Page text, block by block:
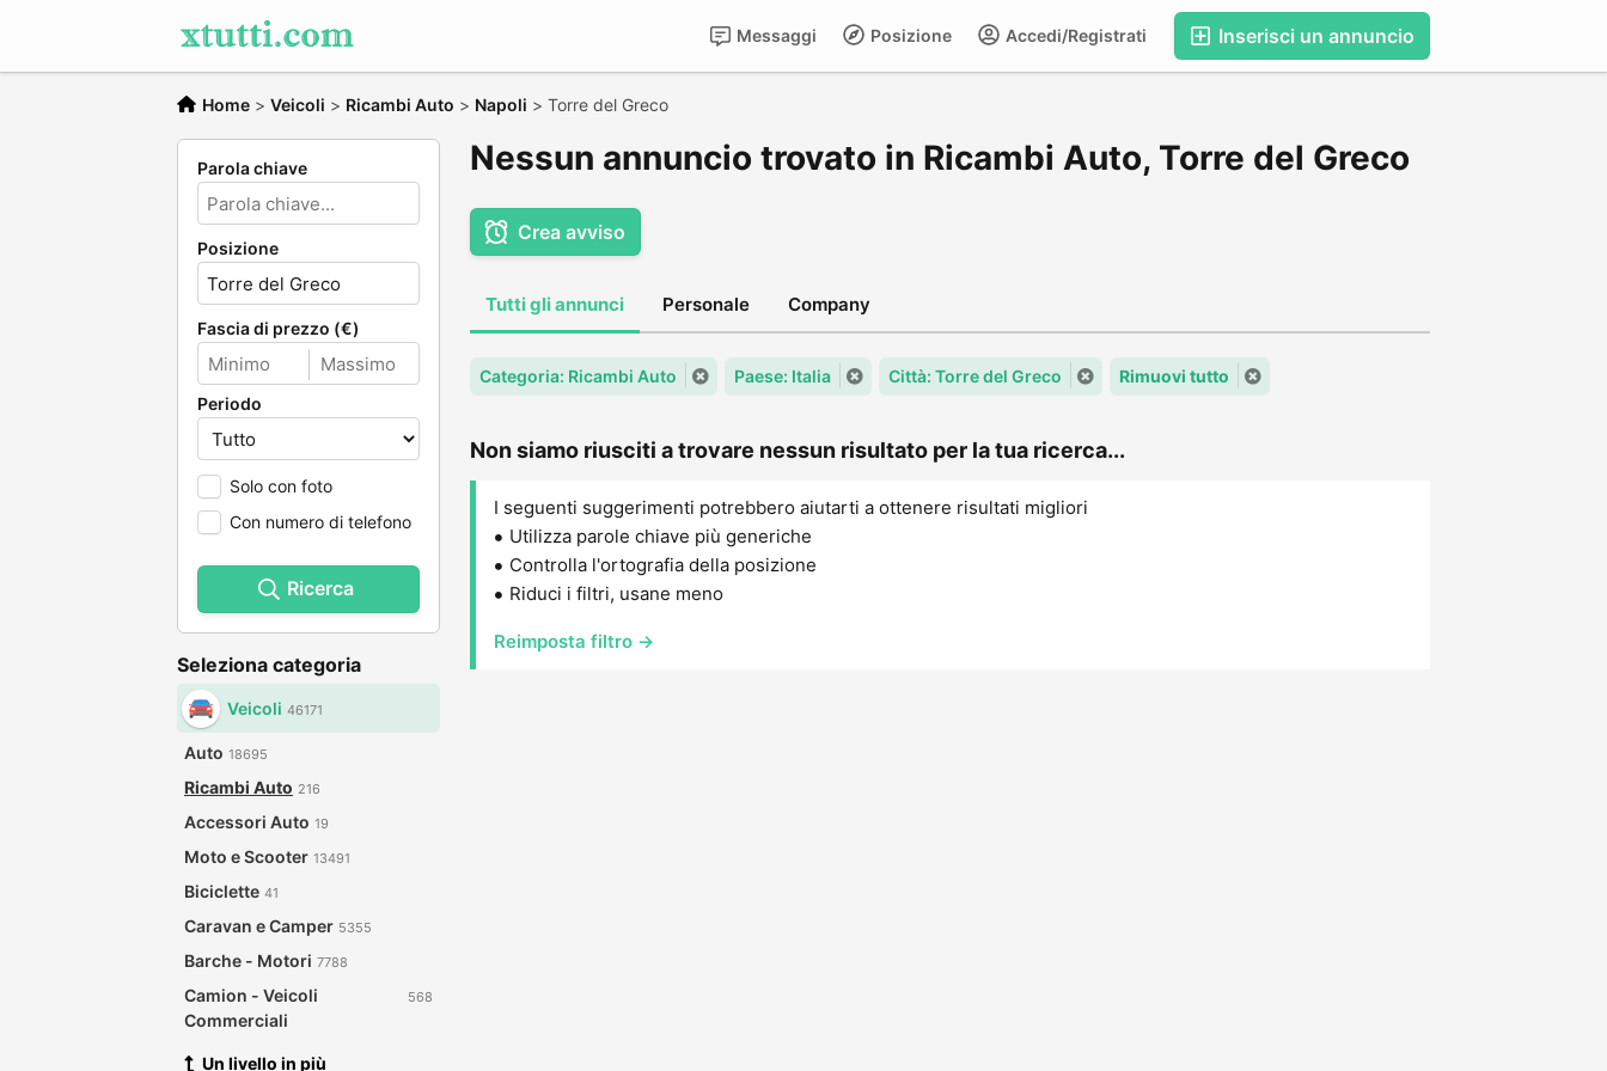
Inserisci un annuncio
Accedi/Registrati
Posizione
Messaggi
Home > Veicoli > Ricambi Auto > Napoli > Torre del Greco
Parola chiave
Posizione
Fascia di prezzo (€)
Periodo
Solo con foto
Con numero di telefono
Ricerca
Seleziona categoria
Veicoli 46171
Auto 18695
Ricambi Auto 216
Accessori Auto 19
Moto e Scooter 13491
Biciclette 41
Caravan e Camper 5355
Barche - Motori 7788
Camion - Veicoli
Commerciali
568
Un livello in più
Nessun annuncio trovato in Ricambi Auto, Torre del Greco
Crea avviso
Tutti gli annunci Personale Company
Categoria: Ricambi Auto Paese: Italia Città: Torre del Greco Rimuovi tutto
Non siamo riusciti a trovare nessun risultato per la tua ricerca...
I seguenti suggerimenti potrebbero aiutarti a ottenere risultati migliori
Utilizza parole chiave più generiche
Controlla l'ortografia della posizione
Riduci i filtri, usane meno
Reimposta filtro →